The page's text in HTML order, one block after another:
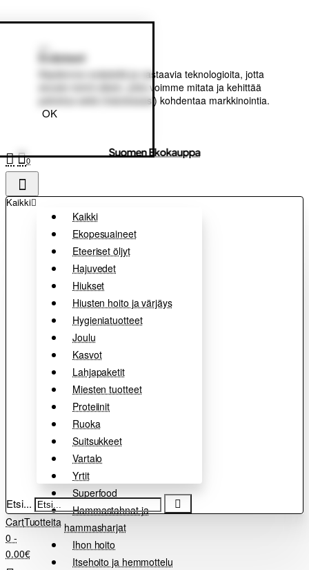
Evästeet
Käytämme evästeitä ja vastaavia teknologioita, jotta
sivusto toimii oikein, jotta voimme mitata ja kehittää
palvelua sekä (halutessasi) kohdentaa markkinointia.
OK
Suomen Ekokauppa
0
Kaikki
Kaikki
Ekopesuaineet
Eteeriset öljyt
Hajuvedet
Hiukset
Hiusten hoito ja värjäys
Hygieniatuotteet
Joulu
Kasvot
Lahjapaketit
Miesten tuotteet
Proteiinit
Ruoka
Suitsukkeet
Vartalo
Yrtit
Superfood
Hammastahnat ja
hammasharjat
Ihon hoito
Itsehoito ja hemmottelu
Etsi...
CartTuotteita
0 -
0.00€